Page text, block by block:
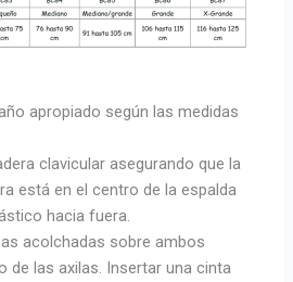
apropiado según las medidas
clavicular asegurando que la
está en el centro de la espalda
hacia fuera.
acolchadas sobre ambos
de las axilas. Insertar una cinta